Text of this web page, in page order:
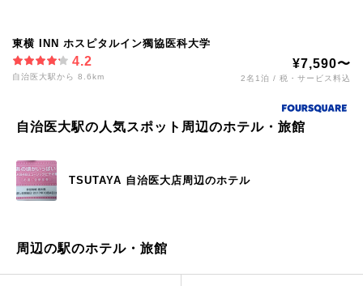
東横 INN ホスピタルイン獨協医科大学
4.2
自治医大駅から 8.6km
¥7,590〜
2名1泊 / 税・サービス料込
自治医大駅の人気スポット周辺のホテル・旅館
TSUTAYA 自治医大店周辺のホテル
周辺の駅のホテル・旅館